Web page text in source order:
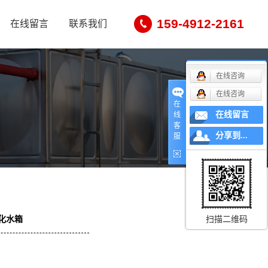
在线留言 联系我们 159-4912-2161
水箱
在
线
客
服
在线咨询
在线咨询
在线留言
分享到...
扫描二维码